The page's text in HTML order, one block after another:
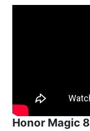
Honor Magic